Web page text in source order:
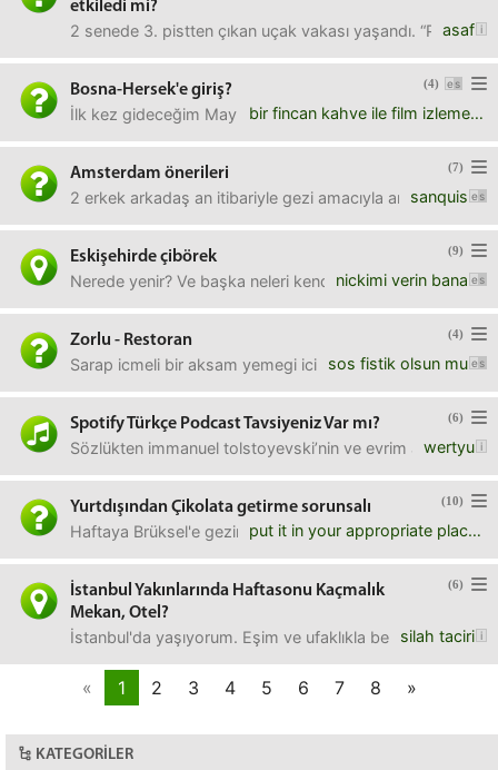
etkiledi mi?
asaf
2 senede 3. pistten çıkan uçak vakası yaşandı.
(4)
Bosna-Hersek'e giriş?
bir fincan kahve ile film izlemek
İlk kez gideceğim Mayıs ayında. Düz bordo pasaport var
(7)
Amsterdam önerileri
sanquis
2 erkek arkadaş an itibariyle gezi amacıyla amsterdama
(9)
Eskişehirde çibörek
nickimi verin bana
Nerede yenir? Ve başka neleri kendine hastır?
(4)
Zorlu - Restoran
sos fistik olsun mu
Sarap icmeli bir aksam yemegi icin Zorlu'da nereyi
(6)
Spotify Türkçe Podcast Tavsiyeniz Var mı?
wertyu
Sözlükten immanuel tolstoyevski’nin ve evrim ağacı’nın
(10)
Yurtdışından Çikolata getirme sorunsalı
put it in your appropriate place
Haftaya Brüksel'e gezim var. Niyetim bazı
(6)
İstanbul Yakınlarında Haftasonu Kaçmalık
Mekan, Otel?
silah taciri
İstanbul'da yaşıyorum. Eşim ve ufaklıkla beraber
« 1 2 3 4 5 6 7 8 »
KATEGORILER